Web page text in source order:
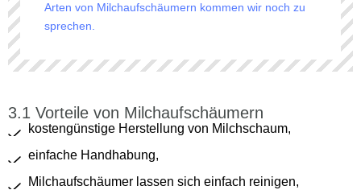
Arten von Milchaufschäumern kommen wir noch zu
sprechen.
Vorteile von Milchaufschäumern
kostengünstige Herstellung von Milchschaum,
einfache Handhabung,
Milchaufschäumer lassen sich einfach reinigen,